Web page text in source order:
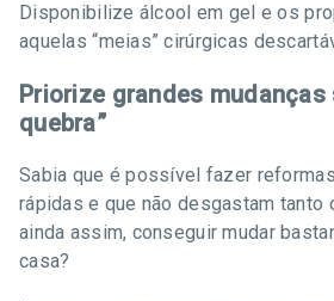
Disponibilize álcool em gel e os
aquelas “meias” cirúrgicas
Priorize grandes mudanças
quebra”
Sabia que é possível fazer
rápidas e que não desgastam tanto
ainda assim, conseguir mudar
casa?